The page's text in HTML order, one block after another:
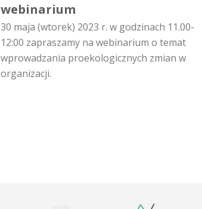
webinarium
30 maja (wtorek) 2023 r. w godzinach 11.00-
12:00 zapraszamy na webinarium o temat
wprowadzania proekologicznych zmian w
organizacji.